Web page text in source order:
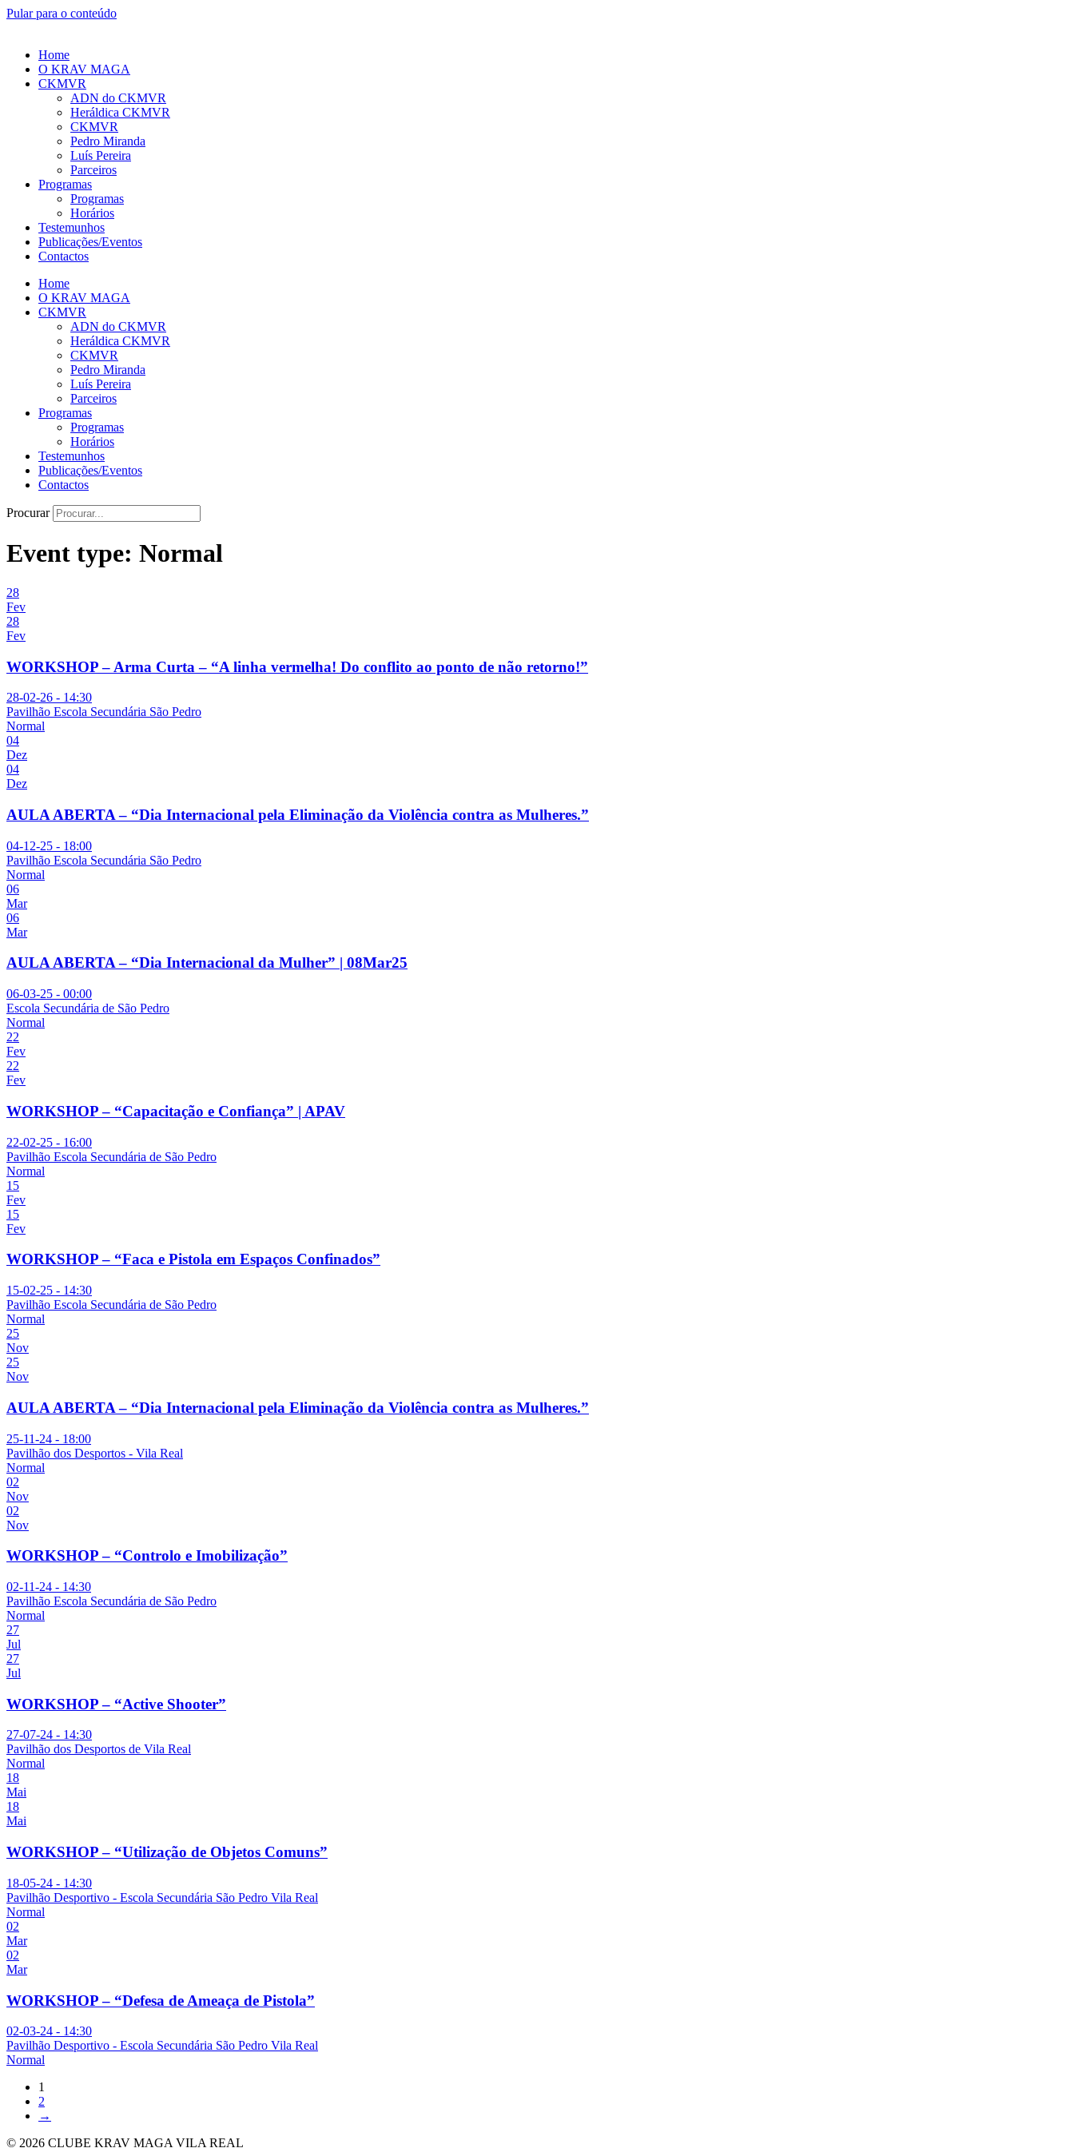
Pular para o conteúdo
Home
O KRAV MAGA
CKMVR
ADN do CKMVR
Heráldica CKMVR
CKMVR
Pedro Miranda
Luís Pereira
Parceiros
Programas
Programas
Horários
Testemunhos
Publicações/Eventos
Contactos
Home
O KRAV MAGA
CKMVR
ADN do CKMVR
Heráldica CKMVR
CKMVR
Pedro Miranda
Luís Pereira
Parceiros
Programas
Programas
Horários
Testemunhos
Publicações/Eventos
Contactos
Procurar
Event type: Normal
28
Fev
28
Fev
WORKSHOP – Arma Curta – “A linha vermelha! Do conflito ao ponto de não retorno!”
28-02-26 - 14:30
Pavilhão Escola Secundária São Pedro
Normal
04
Dez
04
Dez
AULA ABERTA – “Dia Internacional pela Eliminação da Violência contra as Mulheres.”
04-12-25 - 18:00
Pavilhão Escola Secundária São Pedro
Normal
06
Mar
06
Mar
AULA ABERTA – “Dia Internacional da Mulher” | 08Mar25
06-03-25 - 00:00
Escola Secundária de São Pedro
Normal
22
Fev
22
Fev
WORKSHOP – “Capacitação e Confiança” | APAV
22-02-25 - 16:00
Pavilhão Escola Secundária de São Pedro
Normal
15
Fev
15
Fev
WORKSHOP – “Faca e Pistola em Espaços Confinados”
15-02-25 - 14:30
Pavilhão Escola Secundária de São Pedro
Normal
25
Nov
25
Nov
AULA ABERTA – “Dia Internacional pela Eliminação da Violência contra as Mulheres.”
25-11-24 - 18:00
Pavilhão dos Desportos - Vila Real
Normal
02
Nov
02
Nov
WORKSHOP – “Controlo e Imobilização”
02-11-24 - 14:30
Pavilhão Escola Secundária de São Pedro
Normal
27
Jul
27
Jul
WORKSHOP – “Active Shooter”
27-07-24 - 14:30
Pavilhão dos Desportos de Vila Real
Normal
18
Mai
18
Mai
WORKSHOP – “Utilização de Objetos Comuns”
18-05-24 - 14:30
Pavilhão Desportivo - Escola Secundária São Pedro Vila Real
Normal
02
Mar
02
Mar
WORKSHOP – “Defesa de Ameaça de Pistola”
02-03-24 - 14:30
Pavilhão Desportivo - Escola Secundária São Pedro Vila Real
Normal
1
2
→
© 2026 CLUBE KRAV MAGA VILA REAL